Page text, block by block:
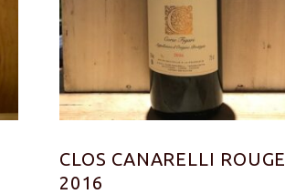
CLOS CANARELLI ROUGE
2016